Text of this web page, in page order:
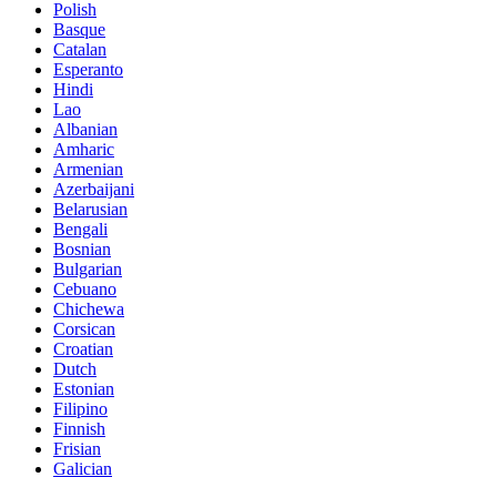
Polish
Basque
Catalan
Esperanto
Hindi
Lao
Albanian
Amharic
Armenian
Azerbaijani
Belarusian
Bengali
Bosnian
Bulgarian
Cebuano
Chichewa
Corsican
Croatian
Dutch
Estonian
Filipino
Finnish
Frisian
Galician